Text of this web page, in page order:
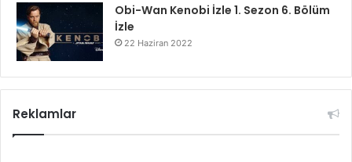
Obi-Wan Kenobi İzle 1. Sezon 6. Bölüm
İzle
22 Haziran 2022
Reklamlar